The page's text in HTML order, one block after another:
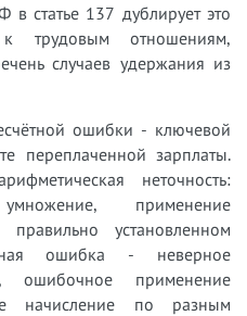
статье 137 дублирует это
трудовым отношениям,
случаев удержания из
ошибки - ключевой
переплаченной зарплаты.
неточность:
применение
установленном
ошибка - неверное
ошибочное применение
начисление по разным